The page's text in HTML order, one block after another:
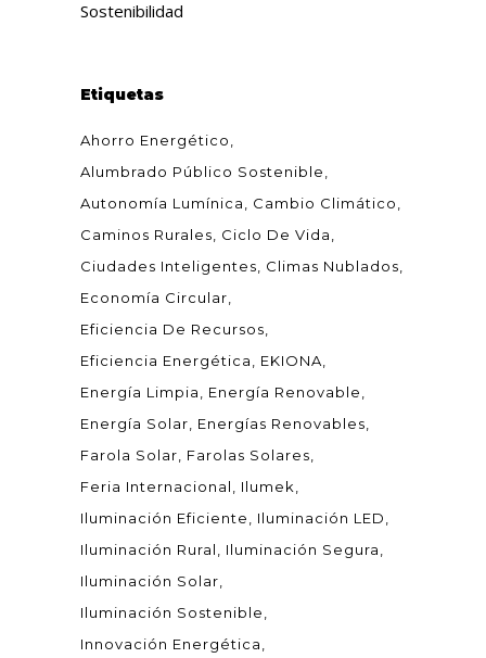
Sostenibilidad
Etiquetas
Ahorro Energético
Alumbrado Público Sostenible
Autonomía Lumínica
Cambio Climático
Caminos Rurales
Ciclo De Vida
Ciudades Inteligentes
Climas Nublados
Economía Circular
Eficiencia De Recursos
Eficiencia Energética
EKIONA
Energía Limpia
Energía Renovable
Energía Solar
Energías Renovables
Farola Solar
Farolas Solares
Feria Internacional
Ilumek
Iluminación Eficiente
Iluminación LED
Iluminación Rural
Iluminación Segura
Iluminación Solar
Iluminación Sostenible
Innovación Energética